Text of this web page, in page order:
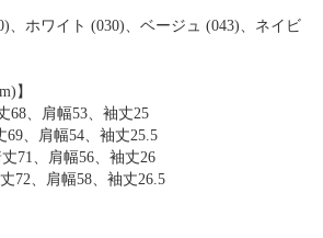
、ホワイト (030)、ベージュ (043)、ネイビ
】
68、肩幅53、袖丈25
、肩幅54、袖丈25.5
71、肩幅56、袖丈26
72、肩幅58、袖丈26.5